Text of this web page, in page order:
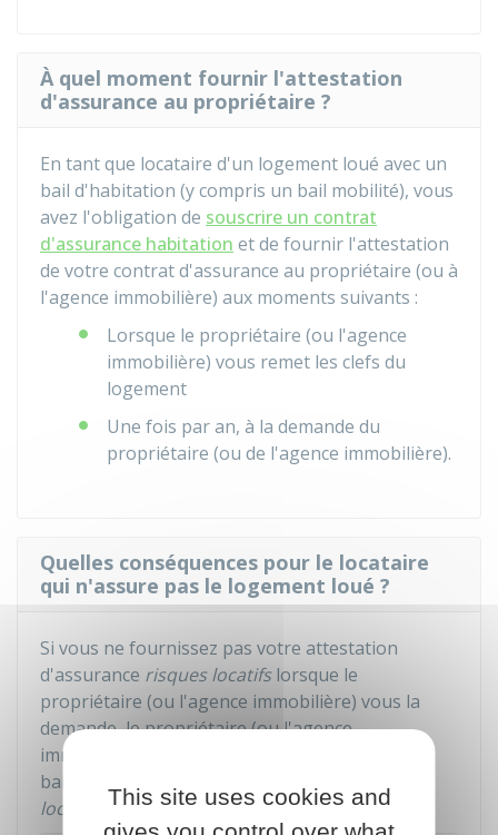
À quel moment fournir l'attestation
d'assurance au propriétaire ?
En tant que locataire d'un logement loué avec un
bail d'habitation (y compris un bail mobilité), vous
avez l'obligation de souscrire un contrat
d'assurance habitation et de fournir l'attestation
de votre contrat d'assurance au propriétaire (ou à
l'agence immobilière) aux moments suivants :
Lorsque le propriétaire (ou l'agence
immobilière) vous remet les clefs du
logement
Une fois par an, à la demande du
propriétaire (ou de l'agence immobilière).
Quelles conséquences pour le locataire
qui n'assure pas le logement loué ?
Si vous ne fournissez pas votre attestation
d'assurance risques locatifslorsque le
propriétaire (ou l'agence immobilière) vous la
demande, le propriétaire (ou l'agence
immobilière) peut choisir, soit de résilier votre
bail, soit de prendre une assurance
locatifs
pour votre compte.
This site uses cookies and